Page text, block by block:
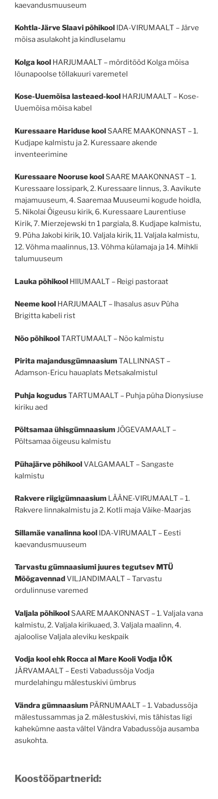
kaevandusmuuseum
Kohtla-Järve Slaavi põhikool
IDA-VIRUMAALT – Järve
mõisa asulakoht ja kindluselamu
Kolga kool HARJUMAALT – mörditööd Kolga mõisa
lõunapoolse tõllakuuri varemetel
Kose-Uuemõisa lasteaed-kool HARJUMAALT – Kose-
Uuemõisa mõisa kabel
Kuressaare Hariduse kool SAARE MAAKONNAST – 1.
Kudjape kalmistu ja 2. Kuressaare akende
inventeerimine
Kuressaare Nooruse kool SAARE MAAKONNAST – 1.
Kuressaare lossipark, 2. Kuressaare linnus, 3. Aavikute
majamuuseum, 4. Saaremaa Muuseumi kogude hoidla,
5. Nikolai Õigeusu kirik, 6. Kuressaare Laurentiuse
Kirik, 7. Mierzejewski tn 1 pargiala, 8. Kudjape kalmistu,
9. Püha Jakobi kirik, 10. Valjala kirik, 11. Valjala kalmistu,
12. Võhma maalinnus, 13. Võhma külamaja ja 14. Mihkli
talumuuseum
Lauka põhikool HIIUMAALT – Reigi pastoraat
Neeme kool HARJUMAALT – Ihasalus asuv Püha
Brigitta kabeli rist
Nõo põhikoolTARTUMAALT – Nõo kalmistu
Pirita majandusgümnaasiumTALLINNAST –
Adamson-Ericu hauaplats Metsakalmistul
Puhja kogudusTARTUMAALT – Puhja püha Dionysiuse
kiriku aed
Põltsamaa ühisgümnaasiumJÕGEVAMAALT –
Põltsamaa õigeusu kalmistu
Pühajärve põhikoolVALGAMAALT – Sangaste
kalmistu
Rakvere riigigümnaasium LÄÄNE-VIRUMAALT – 1.
Rakvere linnakalmistu ja 2. Kotli maja Väike-Maarjas
Sillamäe vanalinna kool IDA-VIRUMAALT – Eesti
kaevandusmuuseum
Tarvastu gümnaasiumi juures tegutsev MTÜ
Mõõgavennad VILJANDIMAALT – Tarvastu
ordulinnuse varemed
Valjala põhikool SAARE MAAKONNAST – 1. Valjala vana
kalmistu, 2. Valjala kirikuaed, 3. Valjala maalinn, 4.
ajaloolise Valjala aleviku keskpaik
Vodja kool ehk Rocca al Mare Kooli Vodja IÕK
JÄRVAMAALT – Eesti Vabadussõja Vodja
murdelahingu mälestuskivi ümbrus
Vändra gümnaasium PÄRNUMAALT – 1. Vabadussõja
mälestussammas ja 2. mälestuskivi, mis tähistas ligi
kahekümne aasta vältel Vändra Vabadussõja ausamba
asukohta.
Koostööpartnerid: